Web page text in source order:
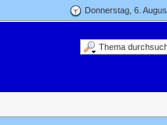
Donnerstag, 6.